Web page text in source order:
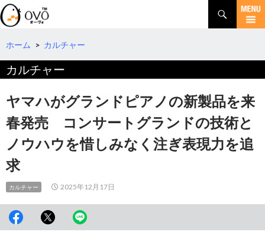
検
索
コ
テ
ツ
へ
ホーム > カルチャー
カルチャー
ヤマハがグランドピアノの新製品を来
春発売 コンサートグランドの技術と
ノウハウを惜しみなく注ぎ表現力を追
求
カルチャー 2025年12月17日